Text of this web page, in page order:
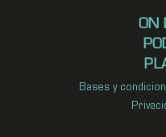
ON
Bases y